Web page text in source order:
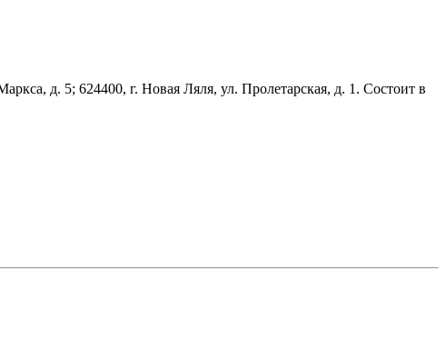
д. 5; 624400, г. Новая Ляля, ул. Пролетарская, д. 1. Состоит в